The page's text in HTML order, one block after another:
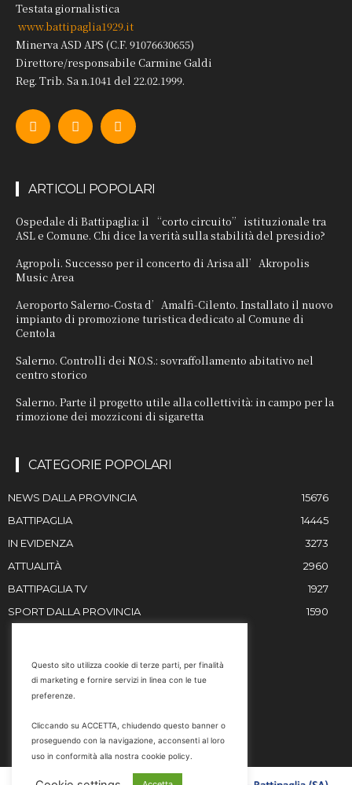
Testata giornalistica
www.battipaglia1929.it
Minerva ASD APS (C.F. 91076630655)
Direttore/responsabile Carmine Galdi
Reg. Trib. Sa n.1041 del 22.02.1999.
ARTICOLI POPOLARI
Ospedale di Battipaglia: il “corto circuito” istituzionale tra
ASL e Comune. Chi dice la verità sulla stabilità del presidio?
Agropoli. Successo per il concerto di Arisa all’Akropolis
Music Area
Aeroporto Salerno-Costa d’Amalfi-Cilento. Installato il nuovo
impianto di promozione turistica dedicato al Comune di
Centola
Salerno. Controlli dei N.O.S.: sovraffollamento abitativo nel
centro storico
Salerno. Parte il progetto utile alla collettività: in campo per la
rimozione dei mozziconi di sigaretta
CATEGORIE POPOLARI
NEWS DALLA PROVINCIA
15676
BATTIPAGLIA
14445
IN EVIDENZA
3273
ATTUALITÀ
2960
BATTIPAGLIA TV
1927
SPORT DALLA PROVINCIA
1590
Email
marketing@battipaglia1929.it
carminegaldi@virgilio.it
Questo sito utilizza cookie di terze parti, per finalità
di marketing e fornire servizi in linea con le tue
preferenze.
Cliccando su ACCETTA, chiudendo questo banner o
proseguendo con la navigazione, acconsenti al loro
uso in conformità alla nostra cookie policy.